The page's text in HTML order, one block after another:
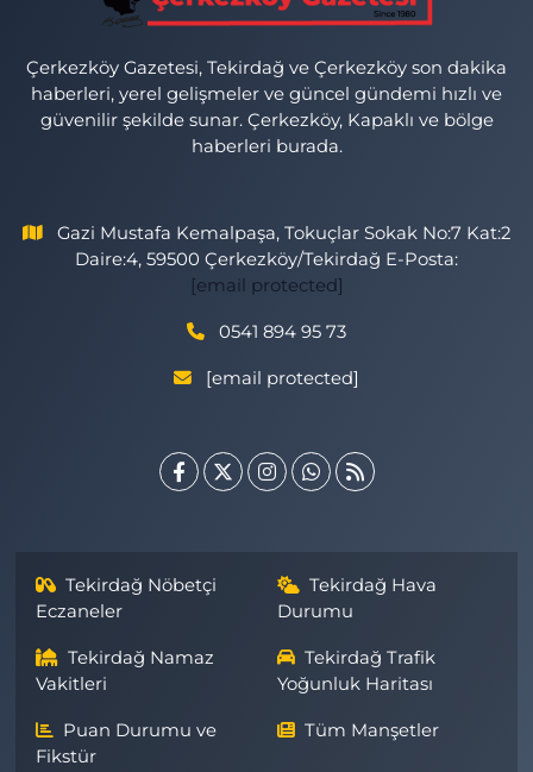
Çerkezköy Gazetesi, Tekirdağ ve Çerkezköy son dakika
haberleri, yerel gelişmeler ve güncel gündemi hızlı ve
güvenilir şekilde sunar. Çerkezköy, Kapaklı ve bölge
haberleri burada.
Gazi Mustafa Kemalpaşa, Tokuçlar Sokak No:7 Kat:2
Daire:4, 59500 Çerkezköy/Tekirdağ E-Posta:
[email protected]
0541 894 95 73
[email protected]
Tekirdağ Nöbetçi
Eczaneler
Tekirdağ Hava
Durumu
Tekirdağ Namaz
Vakitleri
Tekirdağ Trafik
Yoğunluk Haritası
Puan Durumu ve
Fikstür
Tüm Manşetler